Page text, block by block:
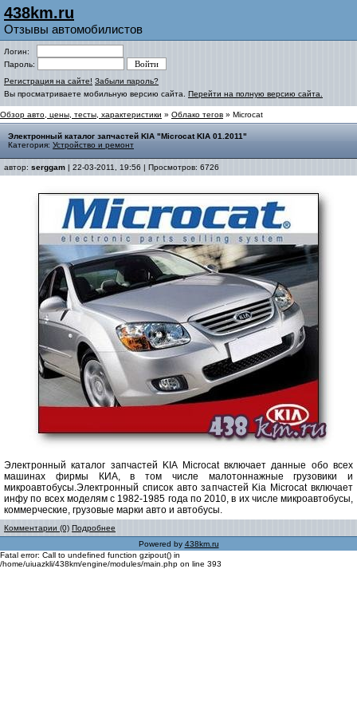
438km.ru
Отзывы автомобилистов
Логин:
Пароль:
Регистрация на сайте! Забыли пароль?
Вы просматриваете мобильную версию сайта. Перейти на полную версию сайта.
Обзор авто, цены, тесты, характеристики » Облако тегов » Microcat
Электронный каталог запчастей KIA "Microcat KIA 01.2011"
Категория: Устройство и ремонт
автор: serggam | 22-03-2011, 19:56 | Просмотров: 6726
Электронный каталог запчастей KIA Microcat включает данные обо всех
машинах фирмы КИА, в том числе малотоннажные грузовики и
микроавтобусы.Электронный список авто запчастей Kia Microcat включает
инфу по всех моделям с 1982-1985 года по 2010, в их числе микроавтобусы,
коммерческие, грузовые марки авто и автобусы.
Комментарии (0) Подробнее
Powered by 438km.ru
Fatal error: Call to undefined function gzipout() in
/home/uiuazkli/438km/engine/modules/main.php on line 393